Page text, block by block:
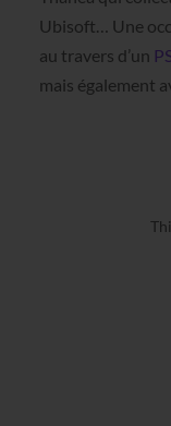
Ubisoft… Une
au travers d’un
mais également